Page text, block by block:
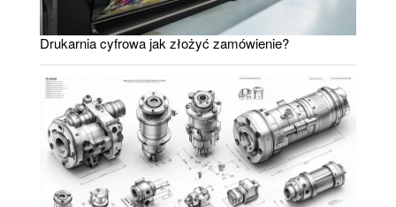
Drukarnia cyfrowa jak złożyć zamówienie?